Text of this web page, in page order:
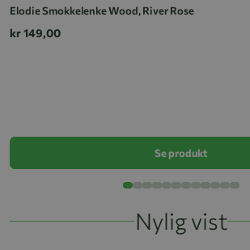
Elodie Smokkelenke Wood, River Rose
kr 149,00
Se produkt
Nylig vist